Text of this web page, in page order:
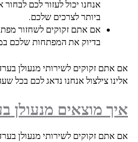
אנחנו יכול לעזור לכם
ביותר לצרכים שלכם.
אם אתם זקוקים לשחזור
בדיוק את המפתחות שלכם
אם אתם זקוקים לשירותי מנעולן
אלינו צילצול אנחנו נדאג לכם בכל
איך מוצאים מנעולן
אם אתם זקוקים לשירותי מנעולן